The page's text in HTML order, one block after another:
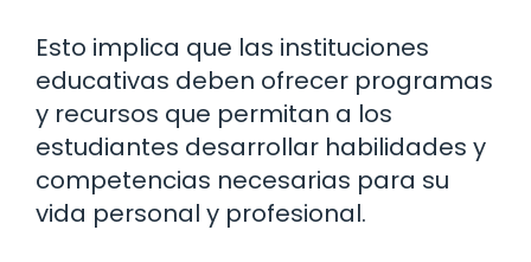
Esto implica que las instituciones
educativas deben ofrecer programas
y recursos que permitan a los
estudiantes desarrollar habilidades y
competencias necesarias para su
vida personal y profesional.